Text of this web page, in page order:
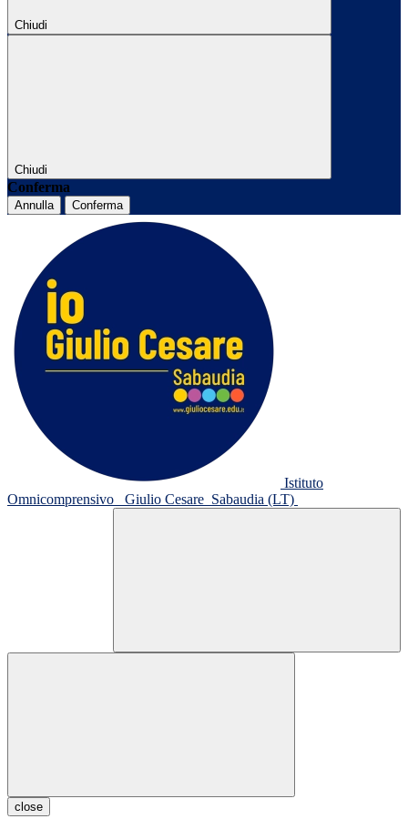
Chiudi
Chiudi
Conferma
Annulla Conferma
Istituto
Omnicomprensivo
Giulio Cesare Sabaudia (LT)
close